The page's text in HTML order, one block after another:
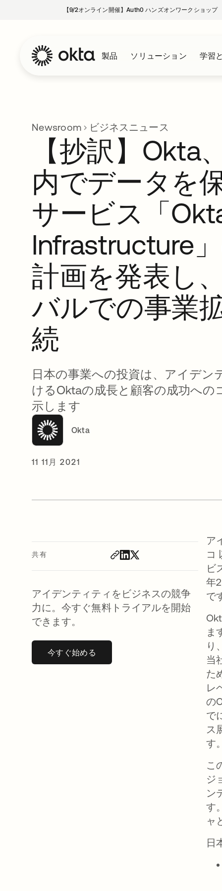
【9/2オンライン開催】Auth0 ハンズオンワークショップ
製品 ソリューション 学習
Newsroom ビジネスニュース
【抄訳】Okta
内でデータを
サービス「
Infrastructure
計画を発表し
バルでの事業
続
日本の事業への投資は、アイデン
けるOktaの成長と顧客の成功への
示します
Okta
11 11月 2021
共有
アイデンティティをビジネスの競争
力に。今すぐ無料トライアルを開始
できます。
今すぐ始める新しいタブで開く
ア
コ
ビ
年
で
ま
り
当
た
レ
の
で
ス
す
こ
ジ
ン
す
ャ
日